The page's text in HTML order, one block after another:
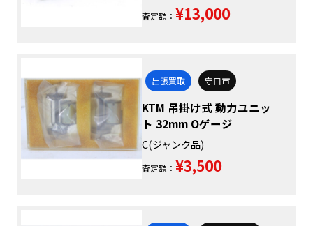
査定額： ¥13,000
出張買取 守口市
KTM 吊掛け式 動力ユニッ
ト 32mm Oゲージ
C(ジャンク品)
査定額： ¥3,500